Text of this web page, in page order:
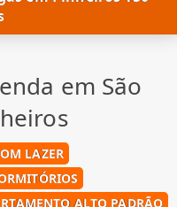
em São
LAZER
ALTO PADRÃO